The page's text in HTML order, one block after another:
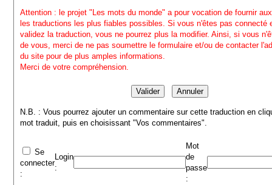
Attention : le projet "Les mots du monde" a pour vocation de fournir
les traductions les plus fiables possibles. Si vous n'êtes pas connecté
validez la traduction, vous ne pourrez plus la modifier. Ainsi, si vous
de vous, merci de ne pas soumettre le formulaire et/ou de contacter
du site pour de plus amples informations.
Merci de votre compréhension.
N.B. : Vous pourrez ajouter un commentaire sur cette traduction en
mot traduit, puis en choisissant "Vos commentaires".
Se
connecter
:
Login
:
Mot
de
passe
: